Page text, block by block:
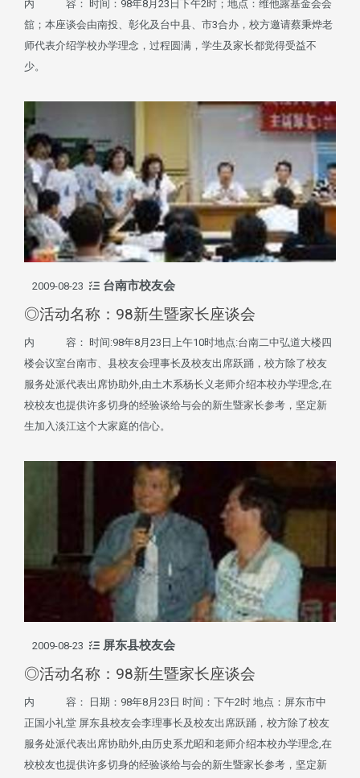
内 容： 时间：98年8月23日下午2时；地点：维他露基金会会
舘；本座谈会由南投、彰化及台中县、市3合办，校方邀请蔡秉烨老
师代表介绍学校办学理念，过程圆满，学生及家长都觉得受益不
少。
2009-08-23 台南市校友会
◎活动名称：98新生暨家长座谈会
内 容： 时间:98年8月23日上午10时地点:台南二中弘道大楼四
楼会议室台南市、县校友会理事长及校友出席跃踊，校方除了校友
服务处派代表出席协助外,由土木系杨长义老师介绍本校办学理念,在
校校友也提供许多切身的经验谈给与会的新生暨家长参考，坚定新
生加入淡江这个大家庭的信心。
2009-08-23 屏东县校友会
◎活动名称：98新生暨家长座谈会
内 容： 日期：98年8月23日 时间：下午2时 地点：屏东市中
正国小礼堂 屏东县校友会李理事长及校友出席跃踊，校方除了校友
服务处派代表出席协助外,由历史系尤昭和老师介绍本校办学理念,在
校校友也提供许多切身的经验谈给与会的新生暨家长参考，坚定新